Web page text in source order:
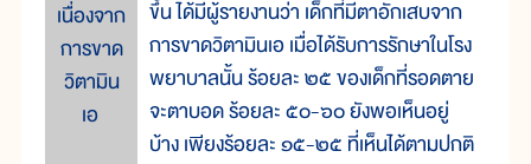
เนื่องจาก
การขาด
วิตามิน
เอ
ขึ้น ได้มีผู้รายงานว่า เด็กที่มีตาอักเสบจาก
การขาดวิตามินเอ เมื่อได้รับการรักษาในโรง
พยาบาลนั้น ร้อยละ ๒๕ ของเด็กที่รอดตาย
จะตาบอด ร้อยละ ๕๐-๖๐ ยังพอเห็นอยู่
บ้าง เพียงร้อยละ ๑๕-๒๕ ที่เห็นได้ตามปกติ